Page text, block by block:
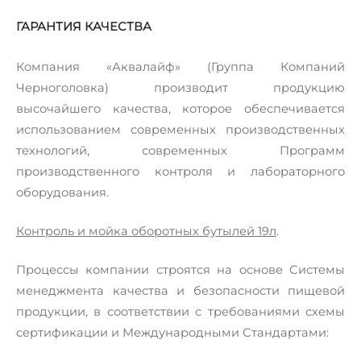
ГАРАНТИЯ КАЧЕСТВА
Компания «Аквалайф» (Группа Компаний
Черноголовка) производит продукцию
высочайшего качества, которое обеспечивается
использованием современных производственных
технологий, современных Программ
производственного контроля и лабораторного
оборудования.
Контроль и мойка оборотных бутылей 19л.
Процессы компании строятся на основе Системы
менеджмента качества и безопасности пищевой
продукции, в соответствии с требованиями схемы
сертификации и Международными Стандартами: